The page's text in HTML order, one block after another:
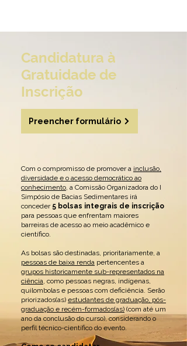
Candidatura à
Gratuidade de
Inscrição
Preencher formulário
Com o compromisso de promover a inclusão,
diversidade e o acesso democrático ao
conhecimento, a Comissão Organizadora do I
Simpósio de Bacias Sedimentares irá
conceder 5 bolsas integrais de inscrição
para pessoas que enfrentam maiores
barreiras de acesso ao meio acadêmico e
científico.
As bolsas são destinadas, prioritariamente, a
pessoas de baixa renda pertencentes a
grupos historicamente sub-representados na
ciência, como pessoas negras, indígenas,
quilombolas e pessoas com deficiência. Serão
priorizados(as) estudantes de graduação, pós-
graduação e recém-formados(as) (com até um
ano da conclusão do curso), considerando o
perfil técnico-científico do evento.